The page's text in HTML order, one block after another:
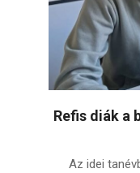
Refis diák a
Az idei